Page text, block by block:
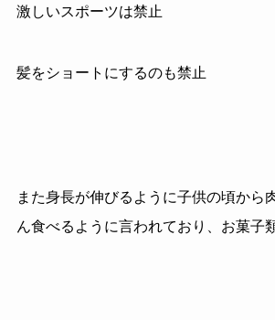
激しいスポーツは禁止
髪をショートにするのも禁止
また身長が伸びるように子供の頃から
ん食べるように言われており、お菓子